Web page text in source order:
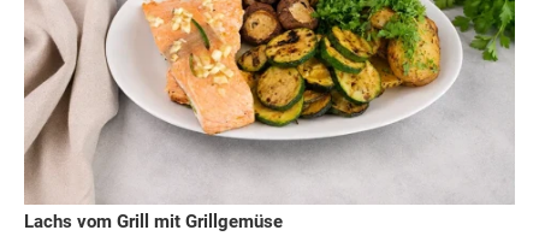
Lachs vom Grill mit Grillgemüse